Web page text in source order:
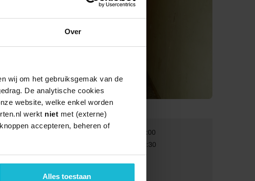
Over
wij om het gebruiksgemak van de
De analytische cookies
website, welke enkel worden
werkt niet met (externe)
accepteren, beheren of
Alles toestaan
03-10-2026 11:00
03-10-2026 12:30
Volwassenen:
€ 12,50
Kinderen: